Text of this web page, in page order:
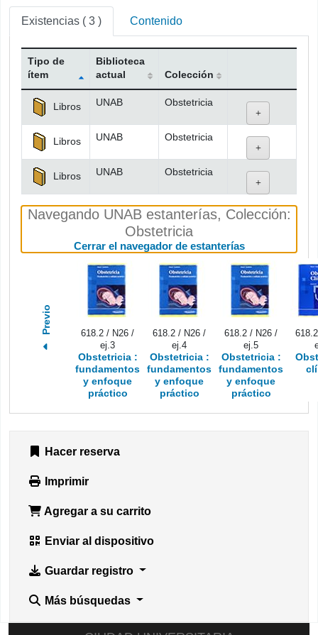
Existencias ( 3 ) Contenido
Existencias
Tipo de
ítem
Biblioteca
actual
Colección
Libros UNAB Obstetricia
Libros UNAB Obstetricia
Libros UNAB Obstetricia
Navegando UNAB estanterías, Colección:
Obstetricia
Cerrar el navegador de estanterías(Oculta el
Previo
618.2 / N26 /
ej.3
Obstetricia :
fundamentos
y enfoque
práctico
618.2 / N26 /
ej.4
Obstetricia :
fundamentos
y enfoque
práctico
618.2 / N26 /
ej.5
Obstetricia :
fundamentos
y enfoque
práctico
Hacer reserva
Imprimir
Agregar a su carrito
Enviar al dispositivo
Guardar registro
Más búsquedas